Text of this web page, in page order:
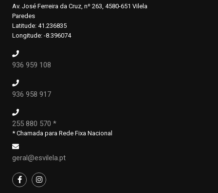
Av. José Ferreira da Cruz, nº 263, 4580-651 Vilela
Paredes
Latitude: 41.236835
Longitude: -8.396074
936 959 108
936 958 917
255 880 570 *
* Chamada para Rede Fixa Nacional
geral@esvilela.pt